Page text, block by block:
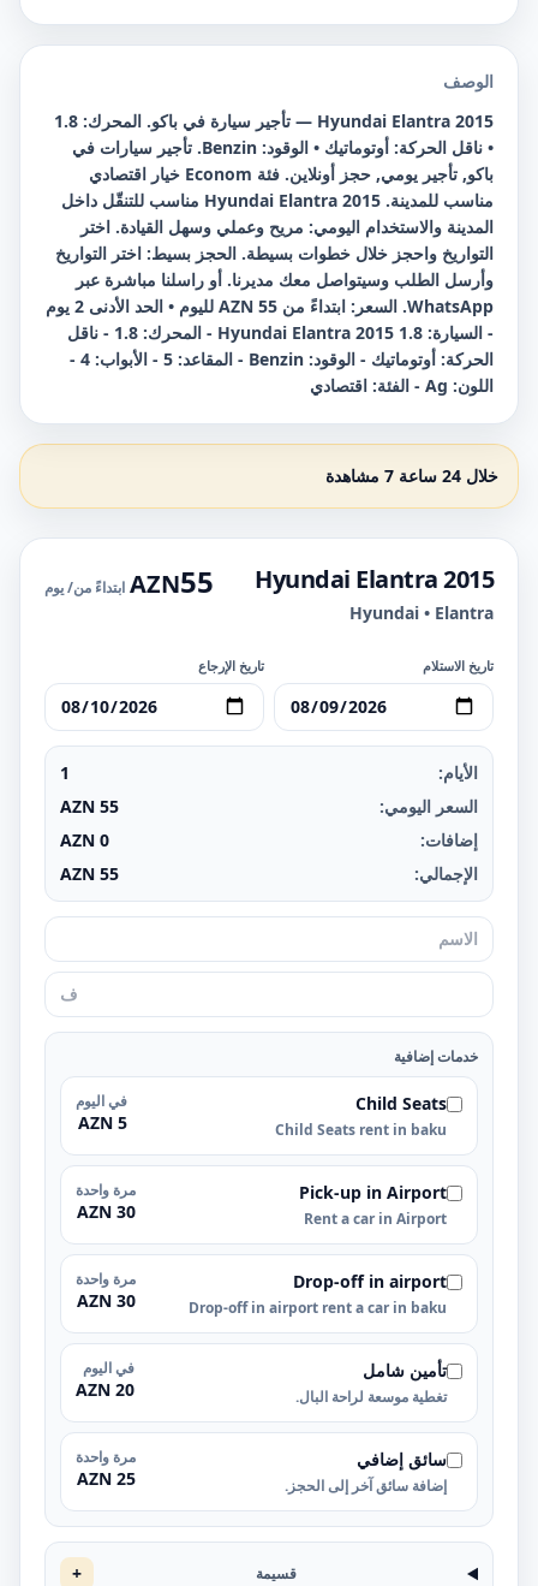
الوصف
Hyundai Elantra 2015 — تأجير سيارة في باكو. المحرك: 1.8
• ناقل الحركة: أوتوماتيك • الوقود: Benzin. تأجير سيارات في
باكو, تأجير يومي, حجز أونلاين. فئة Econom خيار اقتصادي
مناسب للمدينة. Hyundai Elantra 2015 مناسب للتنقّل داخل
المدينة والاستخدام اليومي: مريح وعملي وسهل القيادة. اختر
التواريخ واحجز خلال خطوات بسيطة. الحجز بسيط: اختر التواريخ
وأرسل الطلب وسيتواصل معك مديرنا. أو راسلنا مباشرة عبر
WhatsApp. السعر: ابتداءً من 55 AZN لليوم • الحد الأدنى 2 يوم
- السيارة: Hyundai Elantra 2015 1.8 - المحرك: 1.8 - ناقل
الحركة: أوتوماتيك - الوقود: Benzin - المقاعد: 5 - الأبواب: 4 -
اللون: Ag - الفئة: اقتصادي
خلال 24 ساعة 7 مشاهدة
Hyundai Elantra 2015
Hyundai • Elantra
55
AZN ابتداءً من/ يوم
تاريخ الاستلام تاريخ الإرجاع
الأيام:
1
السعر اليومي:
55
إضافات:
0
الإجمالي:
55
خدمات إضافية
Child Seats
Child Seats rent in baku
في اليوم
5 AZN
Pick-up in Airport
Rent a car in Airport
مرة واحدة
30 AZN
Drop-off in airport
Drop-off in airport rent a car in baku
مرة واحدة
30 AZN
تأمين شامل
تغطية موسعة لراحة البال.
في اليوم
20 AZN
سائق إضافي
إضافة سائق آخر إلى الحجز.
مرة واحدة
25 AZN
قسيمة +